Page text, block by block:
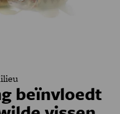
beïnvloedt